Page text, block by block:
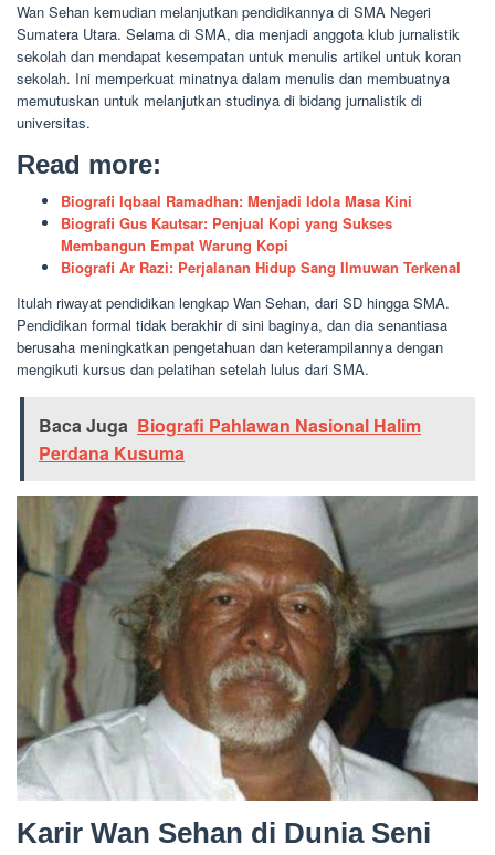
Wan Sehan kemudian melanjutkan pendidikannya di SMA Negeri
Sumatera Utara. Selama di SMA, dia menjadi anggota klub jurnalistik
sekolah dan mendapat kesempatan untuk menulis artikel untuk koran
sekolah. Ini memperkuat minatnya dalam menulis dan membuatnya
memutuskan untuk melanjutkan studinya di bidang jurnalistik di
universitas.
Read more:
Biografi Iqbaal Ramadhan: Menjadi Idola Masa Kini
Biografi Gus Kautsar: Penjual Kopi yang Sukses
Membangun Empat Warung Kopi
Biografi Ar Razi: Perjalanan Hidup Sang Ilmuwan Terkenal
Itulah riwayat pendidikan lengkap Wan Sehan, dari SD hingga SMA.
Pendidikan formal tidak berakhir di sini baginya, dan dia senantiasa
berusaha meningkatkan pengetahuan dan keterampilannya dengan
mengikuti kursus dan pelatihan setelah lulus dari SMA.
Baca Juga Biografi Pahlawan Nasional Halim
Perdana Kusuma
Karir Wan Sehan di Dunia Seni